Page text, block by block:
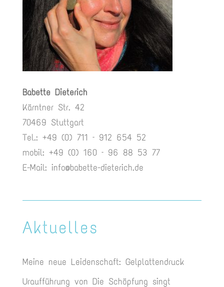
Babette Dieterich
Kärntner Str. 42
70469 Stuttgart
Tel.: +49 (0) 711 – 912 654 52
mobil: +49 (0) 160 – 96 88 53 77
E-Mail: info@babette-dieterich.de
Aktuelles
Meine neue Leidenschaft: Gelplattendruck
Uraufführung von Die Schöpfung singt